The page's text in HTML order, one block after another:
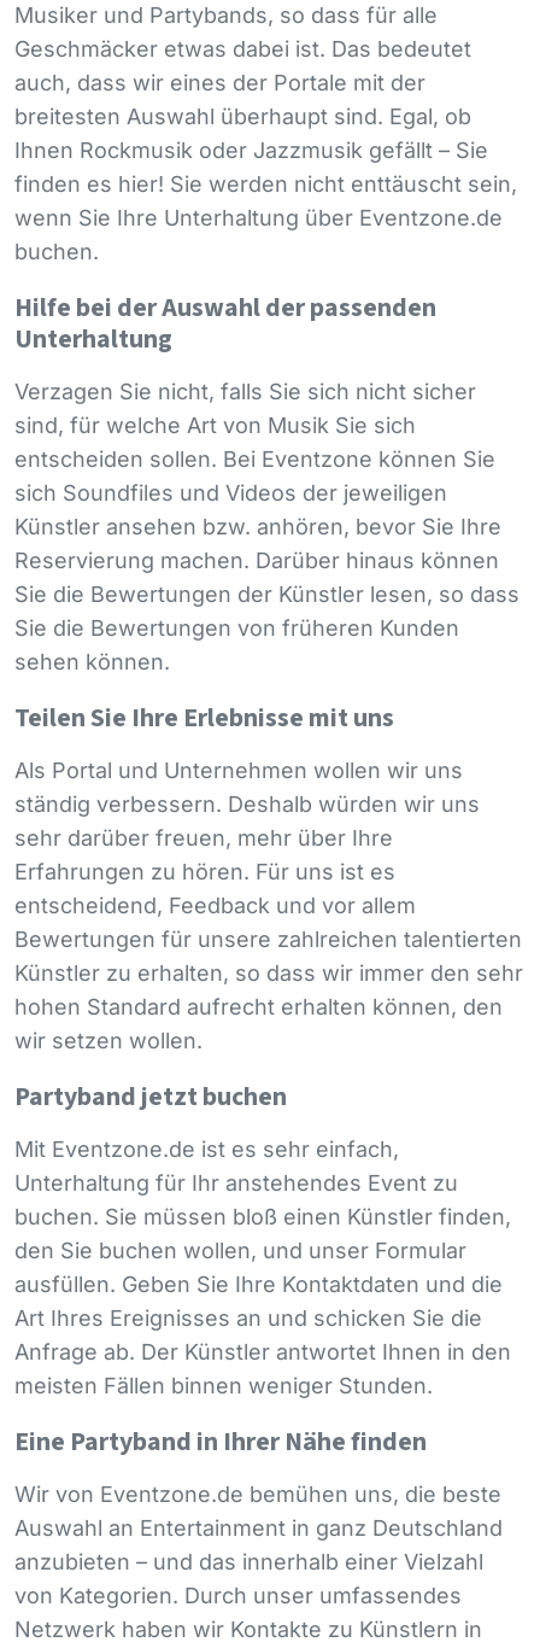
Musiker und Partybands, so dass für alle
Geschmäcker etwas dabei ist. Das bedeutet
auch, dass wir eines der Portale mit der
breitesten Auswahl überhaupt sind. Egal, ob
Ihnen Rockmusik oder Jazzmusik gefällt – Sie
finden es hier! Sie werden nicht enttäuscht sein,
wenn Sie Ihre Unterhaltung über Eventzone.de
buchen.
Hilfe bei der Auswahl der passenden
Unterhaltung
Verzagen Sie nicht, falls Sie sich nicht sicher
sind, für welche Art von Musik Sie sich
entscheiden sollen. Bei Eventzone können Sie
sich Soundfiles und Videos der jeweiligen
Künstler ansehen bzw. anhören, bevor Sie Ihre
Reservierung machen. Darüber hinaus können
Sie die Bewertungen der Künstler lesen, so dass
Sie die Bewertungen von früheren Kunden
sehen können.
Teilen Sie Ihre Erlebnisse mit uns
Als Portal und Unternehmen wollen wir uns
ständig verbessern. Deshalb würden wir uns
sehr darüber freuen, mehr über Ihre
Erfahrungen zu hören. Für uns ist es
entscheidend, Feedback und vor allem
Bewertungen für unsere zahlreichen talentierten
Künstler zu erhalten, so dass wir immer den sehr
hohen Standard aufrecht erhalten können, den
wir setzen wollen.
Partyband jetzt buchen
Mit Eventzone.de ist es sehr einfach,
Unterhaltung für Ihr anstehendes Event zu
buchen. Sie müssen bloß einen Künstler finden,
den Sie buchen wollen, und unser Formular
ausfüllen. Geben Sie Ihre Kontaktdaten und die
Art Ihres Ereignisses an und schicken Sie die
Anfrage ab. Der Künstler antwortet Ihnen in den
meisten Fällen binnen weniger Stunden.
Eine Partyband in Ihrer Nähe finden
Wir von Eventzone.de bemühen uns, die beste
Auswahl an Entertainment in ganz Deutschland
anzubieten – und das innerhalb einer Vielzahl
von Kategorien. Durch unser umfassendes
Netzwerk haben wir Kontakte zu Künstlern in